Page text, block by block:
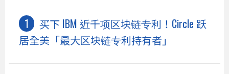
买下 IBM 近千项区块链专利！Circle 跃
居全美「最大区块链专利持有者」